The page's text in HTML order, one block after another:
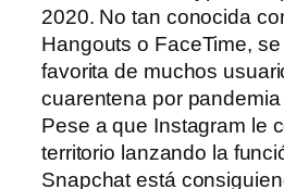
2020. No tan conocida
Hangouts o FaceTime,
favorita de muchos
cuarentena por
Pese a que Instagram le
territorio lanzando la
Snapchat está